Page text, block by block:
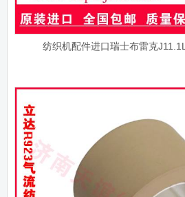
纺织机配件进口瑞士布雷克